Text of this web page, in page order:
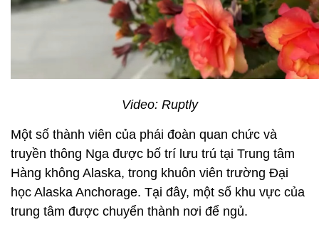
Video: Ruptly
Một số thành viên của phái đoàn quan chức và
truyền thông Nga được bố trí lưu trú tại Trung tâm
Hàng không Alaska, trong khuôn viên trường Đại
học Alaska Anchorage. Tại đây, một số khu vực của
trung tâm được chuyển thành nơi để ngủ.